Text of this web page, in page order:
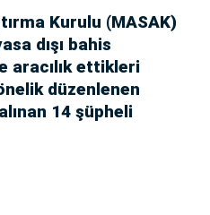
Kurulu (MASAK)
dışı bahis
aracılık ettikleri
düzenlenen
14 şüpheli